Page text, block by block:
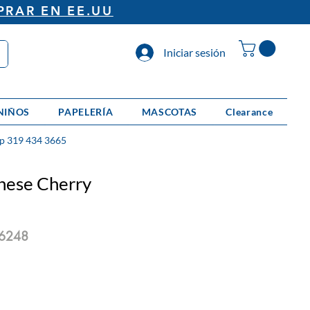
EN EE.UU
Iniciar sesión
PAPELERÍA MASCOTAS Clearance
319 434 3665
Cherry